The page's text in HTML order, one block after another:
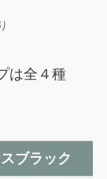
は全４種
ブラック